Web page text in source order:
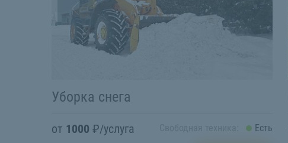
Уборка снега
от 1000 ₽/услуга Есть